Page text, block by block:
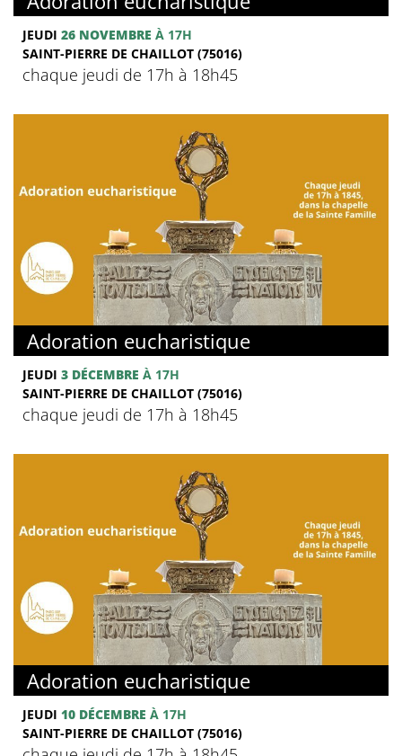
JEUDI 26 NOVEMBRE À 17H
SAINT-PIERRE DE CHAILLOT (75016)
chaque jeudi de 17h à 18h45
Adoration eucharistique
JEUDI 3 DÉCEMBRE À 17H
SAINT-PIERRE DE CHAILLOT (75016)
chaque jeudi de 17h à 18h45
Adoration eucharistique
JEUDI 10 DÉCEMBRE À 17H
SAINT-PIERRE DE CHAILLOT (75016)